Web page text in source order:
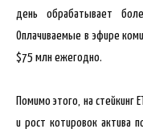
день обрабатывает
Оплачиваемые в эфире
$75 млн ежегодно.
Помимо этого, на
и рост котировок актива